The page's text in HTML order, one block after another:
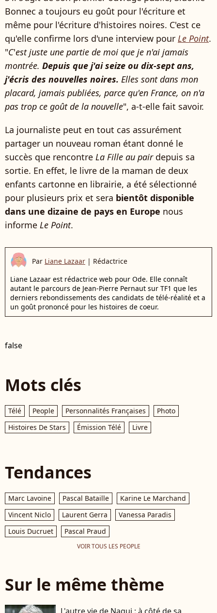
Bonnec a toujours eu goût pour l'écriture et
même pour l'écriture d'histoires noires. C'est ce
qu'elle confirme lors d'une interview pour Le Point.
"C'est juste une partie de moi que je n'ai jamais
montrée. Depuis que j'ai seize ou dix-sept ans,
j'écris des nouvelles noires. Elles sont dans mon
placard, jamais publiées, parce qu'en France, on n'a
pas trop ce goût de la nouvelle", a-t-elle fait savoir.
La journaliste peut en tout cas assurément
partager un nouveau roman étant donné le
succès que rencontre La Fille au pairdepuis sa
sortie. En effet, le livre de la maman de deux
enfants cartonne en librairie, a été sélectionné
pour plusieurs prix et sera bientôt disponible
dans une dizaine de pays en Europe nous
informe Le Point.
Par Liane Lazaar | Rédactrice
Liane Lazaar est rédactrice web pour Ode. Elle connaît
autant le parcours de Jean-Pierre Pernaut sur TF1 que les
derniers rebondissements des candidats de télé-réalité et a
un goût prononcé pour les histoires de coeur.
false
Mots clés
Télé People Personnalités Françaises
Photo
Histoires De Stars
Émission Télé Livre
Tendances
Marc Lavoine Pascal Bataille
Karine Le Marchand
Vincent Niclo
Laurent Gerra
Vanessa Paradis
Louis Ducruet
Pascal Praud
VOIR TOUS LES PEOPLE
Sur le même thème